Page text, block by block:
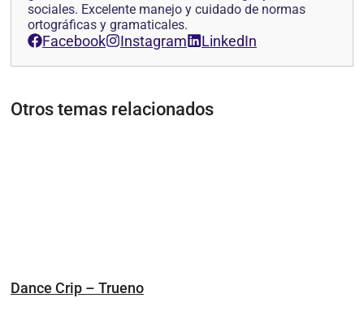
sociales. Excelente manejo y cuidado de normas
ortográficas y gramaticales.
Facebook Instagram LinkedIn
Otros temas relacionados
Dance Crip – Trueno